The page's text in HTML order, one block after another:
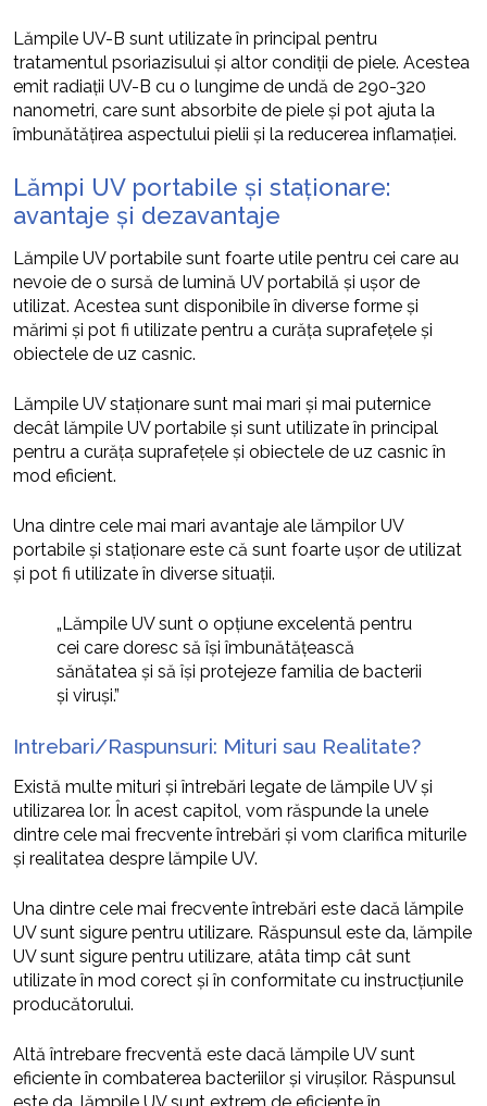
Lămpile UV-B sunt utilizate în principal pentru
tratamentul psoriazisului și altor condiții de piele. Acestea
emit radiații UV-B cu o lungime de undă de 290-320
nanometri, care sunt absorbite de piele și pot ajuta la
îmbunătățirea aspectului pielii și la reducerea inflamației.
Lămpi UV portabile și staționare:
avantaje și dezavantaje
Lămpile UV portabile sunt foarte utile pentru cei care au
nevoie de o sursă de lumină UV portabilă și ușor de
utilizat. Acestea sunt disponibile în diverse forme și
mărimi și pot fi utilizate pentru a curăța suprafețele și
obiectele de uz casnic.
Lămpile UV staționare sunt mai mari și mai puternice
decât lămpile UV portabile și sunt utilizate în principal
pentru a curăța suprafețele și obiectele de uz casnic în
mod eficient.
Una dintre cele mai mari avantaje ale lămpilor UV
portabile și staționare este că sunt foarte ușor de utilizat
și pot fi utilizate în diverse situații.
„Lămpile UV sunt o opțiune excelentă pentru
cei care doresc să își îmbunătățească
sănătatea și să își protejeze familia de bacterii
și viruși.”
Intrebari/Raspunsuri: Mituri sau Realitate?
Există multe mituri și întrebări legate de lămpile UV și
utilizarea lor. În acest capitol, vom răspunde la unele
dintre cele mai frecvente întrebări și vom clarifica miturile
și realitatea despre lămpile UV.
Una dintre cele mai frecvente întrebări este dacă lămpile
UV sunt sigure pentru utilizare. Răspunsul este da, lămpile
UV sunt sigure pentru utilizare, atâta timp cât sunt
utilizate în mod corect și în conformitate cu instrucțiunile
producătorului.
Altă întrebare frecventă este dacă lămpile UV sunt
eficiente în combaterea bacteriilor și virușilor. Răspunsul
este da, lămpile UV sunt extrem de eficiente în